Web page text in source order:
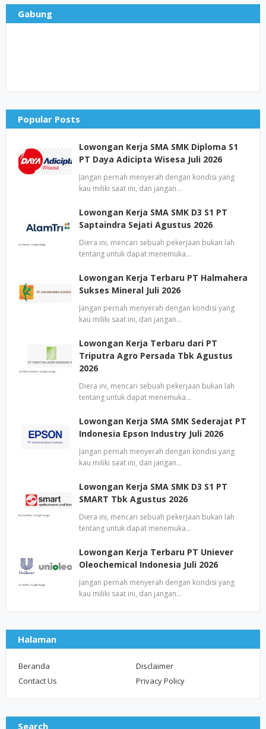
Gabung
Popular Posts
Lowongan Kerja SMA SMK Diploma S1
PT Daya Adicipta Wisesa Juli 2026
Jangan pernah menyerah dengan kondisi yang
kau miliki saat ini, dan jangan…
Lowongan Kerja SMA SMK D3 S1 PT
Saptaindra Sejati Agustus 2026
Diera ini, mencari sebuah pekerjaan bukan lah
tentang untuk dapat menemuka…
Lowongan Kerja Terbaru PT Halmahera
Sukses Mineral Juli 2026
Jangan pernah menyerah dengan kondisi yang
kau miliki saat ini, dan jangan…
Lowongan Kerja Terbaru dari PT
Triputra Agro Persada Tbk Agustus
2026
Diera ini, mencari sebuah pekerjaan bukan lah
tentang untuk dapat menemuka…
Lowongan Kerja SMA SMK Sederajat PT
Indonesia Epson Industry Juli 2026
Jangan pernah menyerah dengan kondisi yang
kau miliki saat ini, dan jangan…
Lowongan Kerja SMA SMK D3 S1 PT
SMART Tbk Agustus 2026
Diera ini, mencari sebuah pekerjaan bukan lah
tentang untuk dapat menemuka…
Lowongan Kerja Terbaru PT Uniever
Oleochemical Indonesia Juli 2026
Jangan pernah menyerah dengan kondisi yang
kau miliki saat ini, dan jangan…
Halaman
Beranda
Disclaimer
Contact Us
Privacy Policy
Search